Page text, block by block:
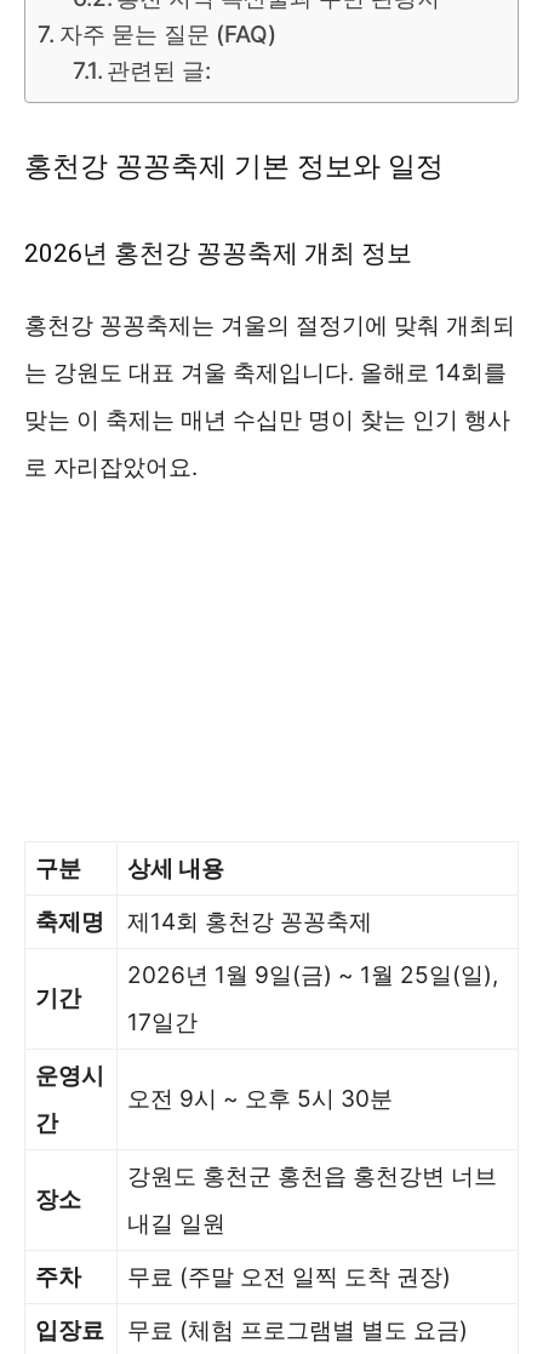
자주 묻는 질문 (FAQ)
관련된 글:
홍천강 꽁꽁축제 기본 정보와 일정
2026년 홍천강 꽁꽁축제 개최 정보
홍천강 꽁꽁축제는 겨울의 절정기에 맞춰 개최되
는 강원도 대표 겨울 축제입니다. 올해로 14회를
맞는 이 축제는 매년 수십만 명이 찾는 인기 행사
로 자리잡았어요.
구분
상세 내용
축제명
제14회 홍천강 꽁꽁축제
기간
2026년 1월 9일(금) ~ 1월 25일(일),
17일간
운영시
간
오전 9시 ~ 오후 5시 30분
장소
강원도 홍천군 홍천읍 홍천강변 너브
내길 일원
주차
무료 (주말 오전 일찍 도착 권장)
입장료
무료 (체험 프로그램별 별도 요금)